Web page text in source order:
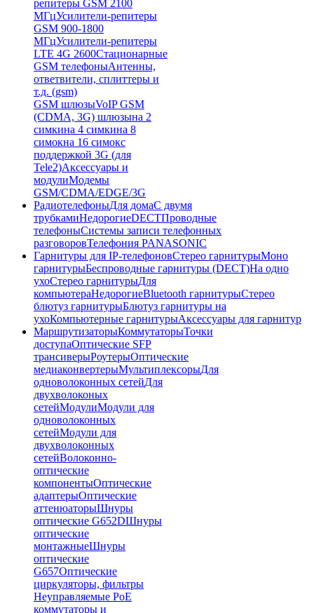
репитеры GSM 2100
МГцУсилители-репитеры
GSM 900-1800
МГцУсилители-репитеры
LTE 4G 2600Стационарные
GSM телефоныАнтенны,
ответвители, сплиттеры и
т.д. (gsm)
GSM шлюзыVoIP GSM
(CDMA, 3G) шлюзына 2
симкина 4 симкина 8
симокна 16 симокс
поддержкой 3G (для
Tele2)Аксессуары и
модулиМодемы
GSM/CDMA/EDGE/3G
РадиотелефоныДля домаС двумя
трубкамиНедорогиеDECTПроводные
телефоныСистемы записи телефонных
разговоровТелефония PANASONIC
Гарнитуры для IP-телефоновСтерео гарнитурыМоно
гарнитурыБеспроводные гарнитуры (DECT)На одно
ухоСтерео гарнитурыДля
компьютераНедорогиеBluetooth гарнитурыСтерео
блютуз гарнитурыБлютуз гарнитуры на
ухоКомпьютерные гарнитурыАксессуары для гарнитур
МаршрутизаторыКоммутаторыТочки
доступаОптические SFP
трансиверыРоутерыОптические
медиаконвертерыМультиплексорыДля
одноволоконных сетейДля
двухволоконых
сетейМодулиМодули для
одноволоконных
сетейМодули для
двухволоконных
сетейВолоконно-
оптические
компонентыОптические
адаптерыОптические
аттенюаторыШнуры
оптические G652DШнуры
оптические
монтажныеШнуры
оптические
G657Оптические
циркуляторы, фильтры
Неуправляемые PoE
коммутаторы и